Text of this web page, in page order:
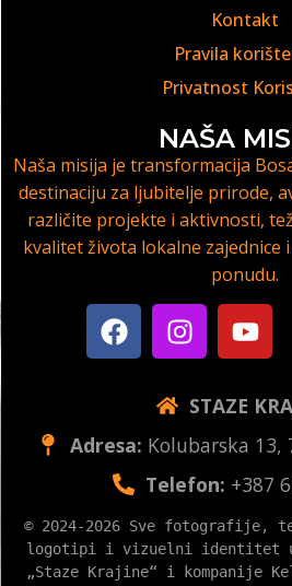
Kontakt
Pravila
Privatnost
NAŠA
Naša misija je transformacija
destinaciju za ljubitelje prirode,
različite projekte i aktivnosti,
kvalitet života lokalne
ponudu.
STAZE
Adresa: Kolubarska 13,
Telefon: +387
© 2024-2026 Sve fotografije,
logotipi i vizuelni identitet u
„Staze Krajine“ i kompanije